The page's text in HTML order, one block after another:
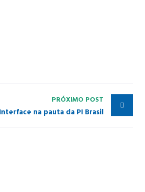
PRÓXIMO POST
na pauta da PI Brasil